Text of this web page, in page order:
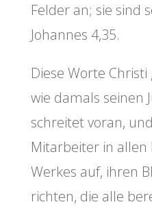
Felder an; sie sind
Johannes 4,35.
Diese Worte
wie damals seinen
schreitet voran,
Mitarbeiter in allen
Werkes auf, ihren
richten, die alle